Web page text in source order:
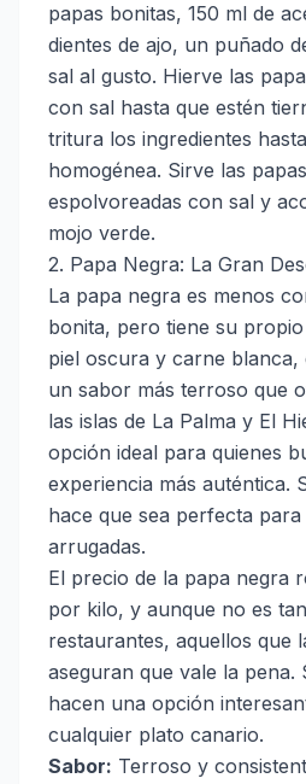
papas bonitas, 150 ml de
dientes de ajo, un puñado
sal al gusto. Hierve las
con sal hasta que estén
tritura los ingredientes
homogénea. Sirve las
espolvoreadas con sal y
mojo verde.
2. Papa Negra: La Gran
La papa negra es menos
bonita, pero tiene su
piel oscura y carne blanca,
un sabor más terroso que
las islas de La Palma y El
opción ideal para quienes
experiencia más auténtica.
hace que sea perfecta para
arrugadas.
El precio de la papa negra
por kilo, y aunque no es
restaurantes, aquellos que
aseguran que vale la
hacen una opción
cualquier plato canario.
Sabor: Terroso y